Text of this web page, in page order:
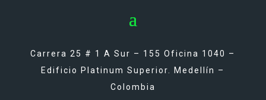
Carrera 25 # 1 A Sur – 155 Oficina 1040 –
Edificio Platinum Superior. Medellín –
Colombia